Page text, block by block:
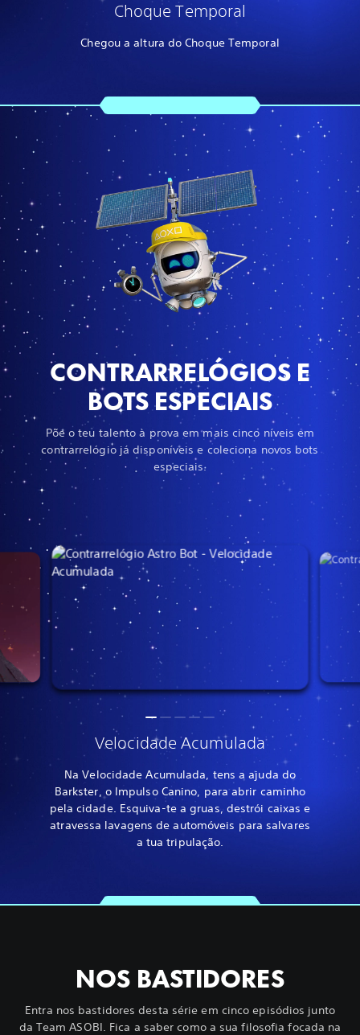
Choque Temporal
Chegou a altura do Choque Temporal
CONTRARRELÓGIOS E
BOTS ESPECIAIS
Põe o teu talento à prova em mais cinco níveis em
contrarrelógio já disponíveis e coleciona novos bots
especiais.
Velocidade Acumulada
Na Velocidade Acumulada, tens a ajuda do
Barkster, o Impulso Canino, para abrir caminho
pela cidade. Esquiva-te a gruas, destrói caixas e
atravessa lavagens de automóveis para salvares
a tua tripulação.
NOS BASTIDORES
Entra nos bastidores desta série em cinco episódios junto
da Team ASOBI. Fica a saber como a sua filosofia focada na